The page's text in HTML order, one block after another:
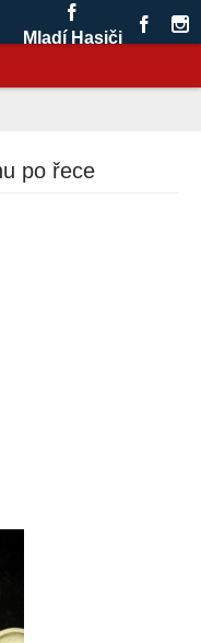
Mladí Hasiči
po řece